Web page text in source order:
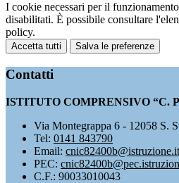
I cookie necessari per il
disabilitati. È possibile consultare
policy.
Accetta tutti Salva le preferenze
Contatti
ISTITUTO COMPRENSIVO “C.
Via Montegrappa 6 - 12058 S.
Tel: 0141 843790
Email: cnic82400b@istruzione.it
PEC:
C.F.: 90033010043